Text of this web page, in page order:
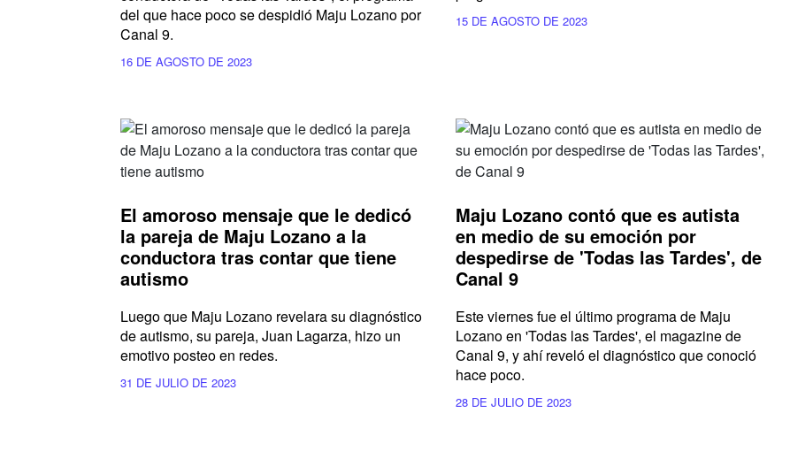
del que hace poco se despidió Maju Lozano por
Canal 9.
16 DE AGOSTO DE 2023
15 DE AGOSTO DE 2023
El amoroso mensaje que le dedicó
la pareja de Maju Lozano a la
conductora tras contar que tiene
autismo
Luego que Maju Lozano revelara su diagnóstico
de autismo, su pareja, Juan Lagarza, hizo un
emotivo posteo en redes.
31 DE JULIO DE 2023
Maju Lozano contó que es autista
en medio de su emoción por
despedirse de 'Todas las Tardes', de
Canal 9
Este viernes fue el último programa de Maju
Lozano en 'Todas las Tardes', el magazine de
Canal 9, y ahí reveló el diagnóstico que conoció
hace poco.
28 DE JULIO DE 2023